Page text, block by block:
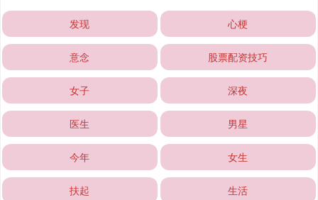
发现 心梗
意念 股票配资技巧
女子 深夜
医生 男星
今年 女生
扶起 生活